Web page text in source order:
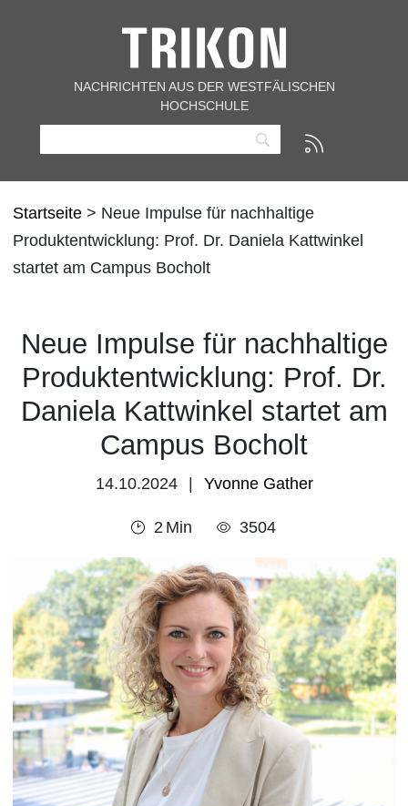
NACHRICHTEN AUS DER WESTFÄLISCHEN
HOCHSCHULE
Startseite > Neue Impulse für nachhaltige
Produktentwicklung: Prof. Dr. Daniela Kattwinkel
startet am Campus Bocholt
Neue Impulse für nachhaltige
Produktentwicklung: Prof. Dr.
Daniela Kattwinkel startet am
Campus Bocholt
14.10.2024 Yvonne Gather
2 Min 3504